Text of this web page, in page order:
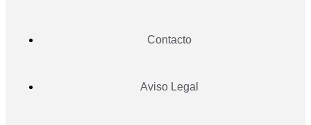
Contacto
Aviso Legal